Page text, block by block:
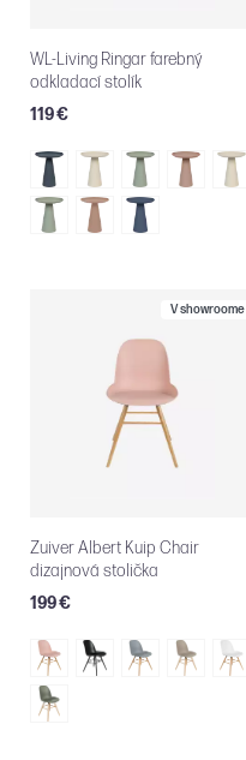
WL-Living Ringar farebný
odkladací stolík
119 €
V showroome
Zuiver Albert Kuip Chair
dizajnová stolička
199 €